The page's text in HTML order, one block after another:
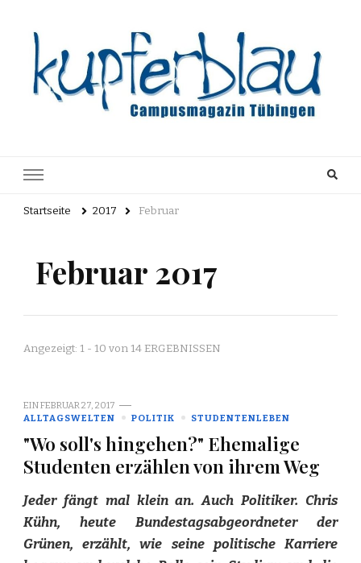
Archiv
Startseite 2017 Februar
Februar 2017
Angezeigt: 1 - 10 von 14 ERGEBNISSEN
EINFEBRUAR 27, 2017
ALLTAGSWELTEN
POLITIK STUDENTENLEBEN
"Wo soll's hingehen?" Ehemalige
Studenten erzählen von ihrem Weg
Jeder fängt mal klein an. Auch Politiker. Chris
Kühn, heute Bundestagsabgeordneter der
Grünen, erzählt, wie seine politische Karriere